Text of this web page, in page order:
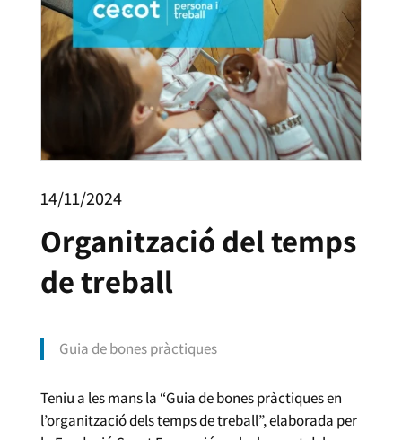
14/11/2024
Organització del temps
de treball
Guia de bones pràctiques
Teniu a les mans la “Guia de bones pràctiques en
l’organització dels temps de treball”, elaborada per